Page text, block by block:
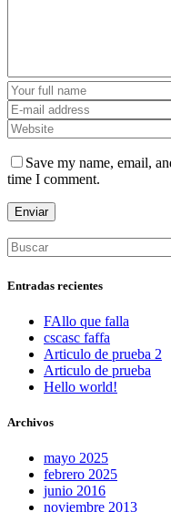
Save my name, email,
time I comment.
Search
for:
Entradas recientes
FAllo que falla
cscasc faffa
Articulo de prueba 2
Articulo de prueba
Hello world!
Archivos
mayo 2025
febrero 2025
junio 2016
noviembre 2013